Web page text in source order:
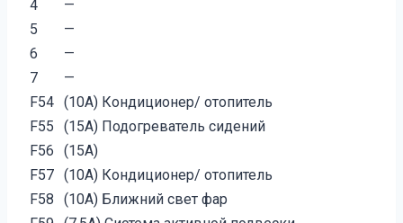
4
—
5
—
6
—
7
—
F54 (10A) Кондиционер/ отопитель
F55
(15A) Подогреватель сидений
F56
(15A)
F57 (10A) Кондиционер/ отопитель
F58
(10A) Ближний свет фар